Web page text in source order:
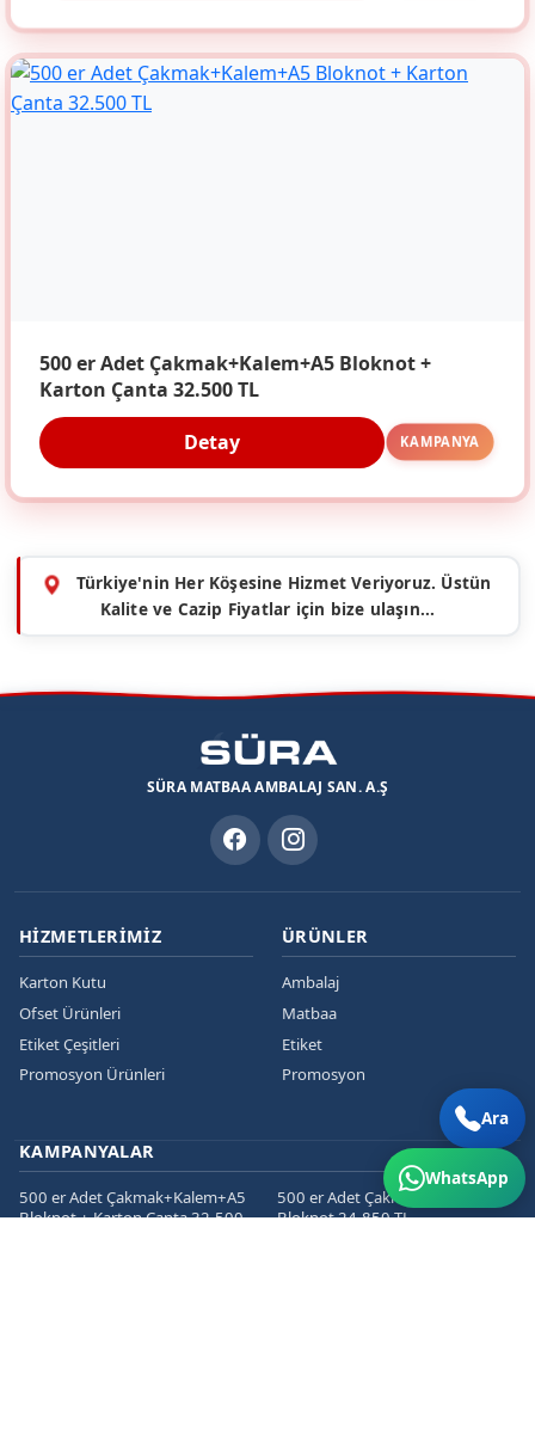
500 er Adet Çakmak+Kalem+A5 Bloknot +
Karton Çanta 32.500 TL
Detay KAMPANYA
Türkiye'nin Her Köşesine Hizmet Veriyoruz. Üstün
Kalite ve Cazip Fiyatlar için bize ulaşın...
SÜRA MATBAA AMBALAJ SAN. A.Ş
HIZMETLERIMIZ
Karton Kutu
Ofset Ürünleri
Etiket Çeşitleri
Promosyon Ürünleri
ÜRÜNLER
Ambalaj
Matbaa
Etiket
Promosyon
KAMPANYALAR
500 er Adet Çakmak+Kalem+A5
Bloknot + Karton Çanta 32.500
500 er Adet Çakmak+Kalem+A5
Bloknot 24.850 TL
Ara
WhatsApp